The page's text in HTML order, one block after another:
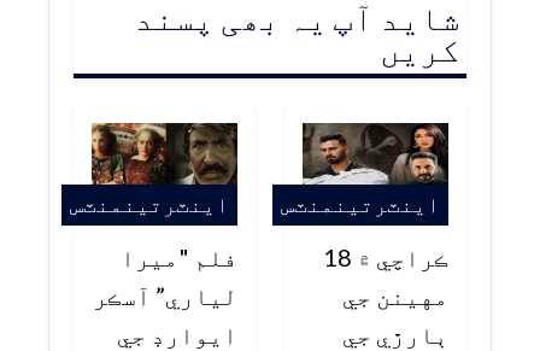
شاید آپ یہ بھی پسند
کریں
اينٽرتينمنٽس
ڪراچي ۾ 18
مهينن جي
ٻارڙي جي
اينٽرتينمنٽس
فلم "ميرا
لياري” آسڪر
ايوارڊ جي